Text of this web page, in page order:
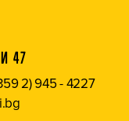
47
2) 945 - 4227